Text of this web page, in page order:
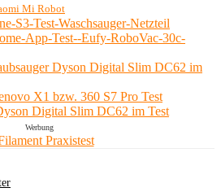
Mi Robot
S3-Test-Waschsauger-Netzteil
App-Test--Eufy-RoboVac-30c-
Dyson Digital Slim DC62 im
X1 bzw. 360 S7 Pro Test
Digital Slim DC62 im Test
Werbung